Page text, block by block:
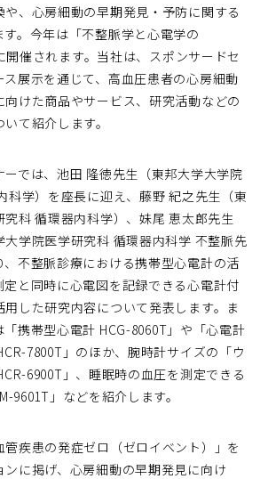
、心房細動の早期発見・予防に関する
。今年は「不整脈学と心電学の
催されます。当社は、スポンサードセ
ス展示を通じて、高血圧患者の心房細動
向けた商品やサービス、研究活動などの
て紹介します。
ーでは、池田 隆徳先生（東邦大学大学院
科学）を座長に迎え、藤野 紀之先生（東
科 循環器内科学）、妹尾 恵太郎先生
大学院医学研究科 循環器内科学 不整脈先
不整脈診療における携帯型心電計の活
定と同時に心電図を記録できる心電計付
用した研究内容について発表します。ま
携帯型心電計 HCG-8060T」や「心電計
7800T」のほか、腕時計サイズの「ウ
6900T」、睡眠時の血圧を測定できる
9601T」などを紹介します。
疾患の発症ゼロ（ゼロイベント）」を
に掲げ、心房細動の早期発見に向け